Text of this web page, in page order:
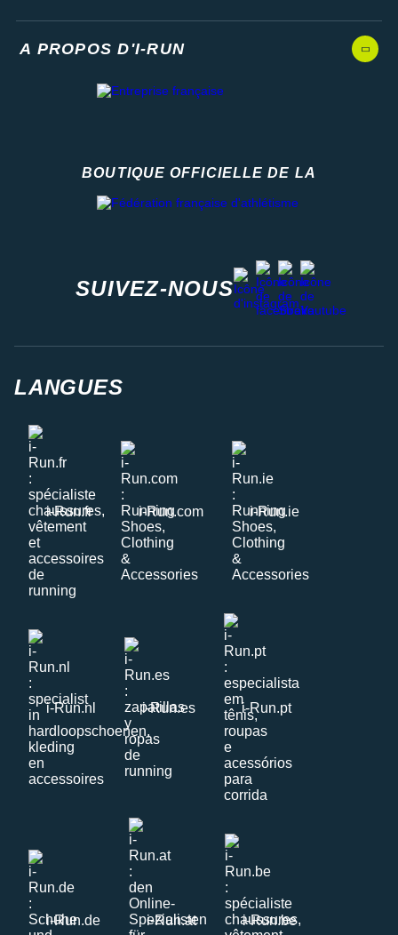
A PROPOS D'I-RUN
BOUTIQUE OFFICIELLE DE LA
SUIVEZ-NOUS
instagram
facebook
stravayoutube
LANGUES
i-Run.fr i-Run.com i-Run.ie
i-Run.nl i-Run.es i-Run.pt
i-Run.de i-Run.at i-Run.be